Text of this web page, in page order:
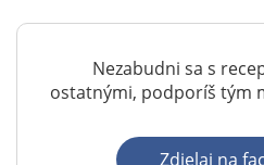
Nezabudni sa s
ostatnými, podporíš tým
Zdielaj na